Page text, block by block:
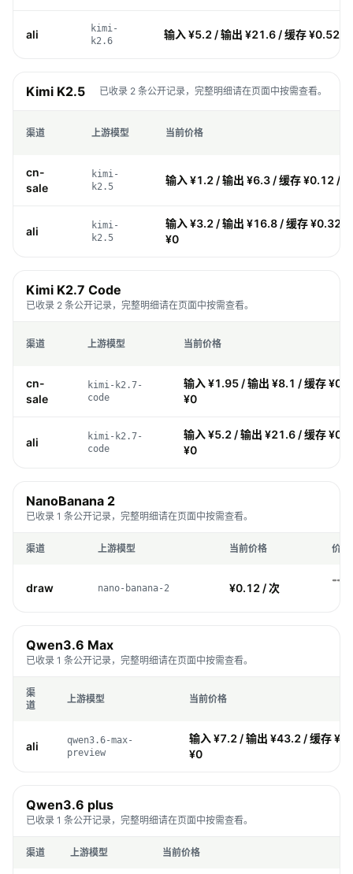
ali
kimi-
k2.6
输入 ¥5.2 / 输出 ¥21.6 / 缓存 ¥0.52 /
Kimi K2.5 已收录 2 条公开记录，完整明细请在页面中按需查看。
渠道 上游模型 当前价格
cn-
sale
kimi-
k2.5
输入 ¥1.2 / 输出 ¥6.3 / 缓存 ¥0.12 /
ali
kimi-
k2.5
输入 ¥3.2 / 输出 ¥16.8 / 缓存 ¥0.32 /
¥0
Kimi K2.7 Code
已收录 2 条公开记录，完整明细请在页面中按需查看。
渠道 上游模型 当前价格
cn-
sale
kimi-k2.7-
code
输入 ¥1.95 / 输出 ¥8.1 / 缓存
¥0
ali
kimi-k2.7-
code
输入 ¥5.2 / 输出 ¥21.6 / 缓存
¥0
NanoBanana 2
已收录 1 条公开记录，完整明细请在页面中按需查看。
渠道 上游模型 当前价格 价格
draw nano-banana-2 ¥0.12 / 次
Qwen3.6 Max
已收录 1 条公开记录，完整明细请在页面中按需查看。
渠
道
上游模型 当前价格
ali
qwen3.6-max-
preview
输入 ¥7.2 / 输出 ¥43.2 / 缓存
¥0
Qwen3.6 plus
已收录 1 条公开记录，完整明细请在页面中按需查看。
渠道 上游模型 当前价格